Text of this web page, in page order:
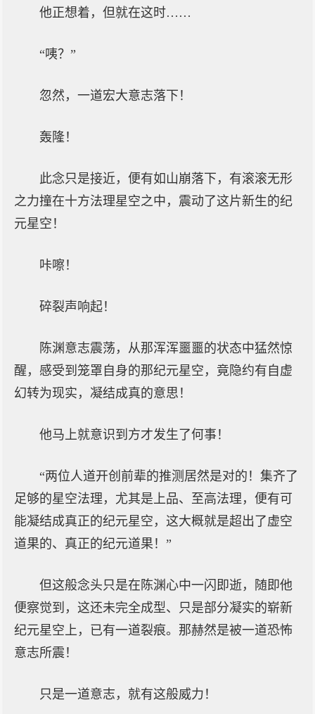
他正想着，但就在这时……
“咦？”
忽然，一道宏大意志落下！
轰隆！
此念只是接近，便有如山崩落下，有滚滚无形
之力撞在十方法理星空之中，震动了这片新生的纪
元星空！
咔嚓！
碎裂声响起！
陈渊意志震荡，从那浑浑噩噩的状态中猛然惊
醒，感受到笼罩自身的那纪元星空，竟隐约有自虚
幻转为现实，凝结成真的意思！
他马上就意识到方才发生了何事！
“两位人道开创前辈的推测居然是对的！集齐了
足够的星空法理，尤其是上品、至高法理，便有可
能凝结成真正的纪元星空，这大概就是超出了虚空
道果的、真正的纪元道果！”
但这般念头只是在陈渊心中一闪即逝，随即他
便察觉到，这还未完全成型、只是部分凝实的崭新
纪元星空上，已有一道裂痕。那赫然是被一道恐怖
意志所震！
只是一道意志，就有这般威力！